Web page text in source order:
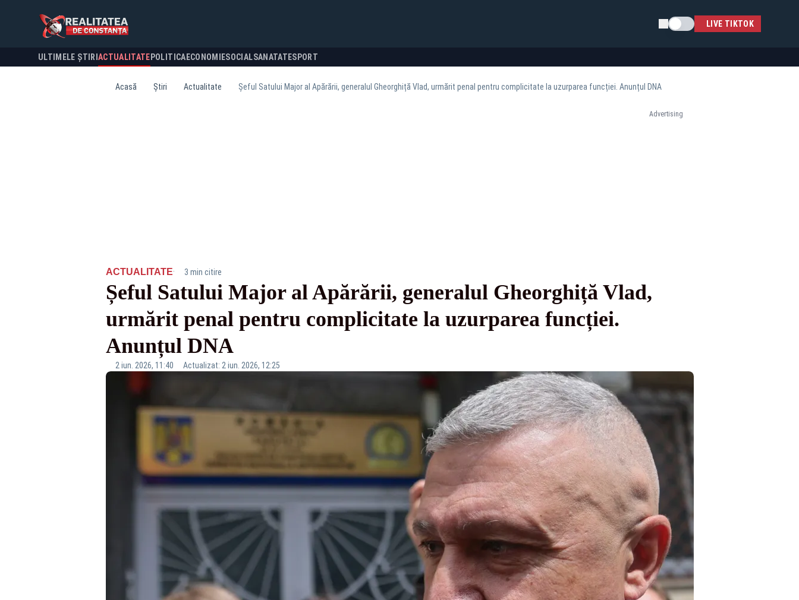
Schimba temaLIVE TIKTOK
ULTIMELE ȘTIRI ACTUALITATE POLITICA ECONOMIESOCIALSANATATESPORT
Acasă Știri Actualitate Șeful Satului Major al Apărării, generalul Gheorghiță Vlad, urmărit penal pentru complicitate la uzurparea funcției. Anunțul DNA
Advertising
ACTUALITATE· 3 min citire
Șeful Satului Major al Apărării, generalul Gheorghiță Vlad,
urmărit penal pentru complicitate la uzurparea funcției.
Anunțul DNA
2 iun. 2026, 11:40 Actualizat: 2 iun. 2026, 12:25